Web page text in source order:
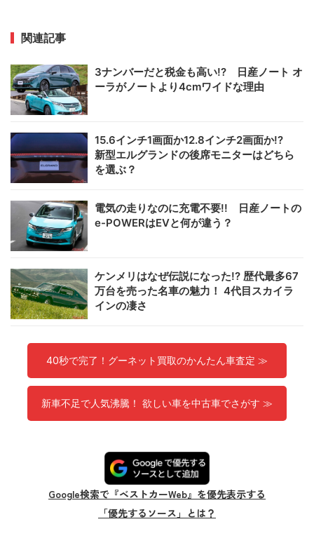
関連記事
3ナンバーだと税金も高い!? 日産ノート オ
ーラがノートより4cmワイドな理由
15.6インチ1画面か12.8インチ2画面か!?
新型エルグランドの後席モニターはどちら
を選ぶ？
電気の走りなのに充電不要!! 日産ノートの
e-POWERはEVと何が違う？
ケンメリはなぜ伝説になった!? 歴代最多67
万台を売った名車の魅力！ 4代目スカイラ
インの凄さ
40秒で完了！グーネット買取のかんたん車査定 ≫
新車不足で人気沸騰！ 欲しい車を中古車でさがす ≫
Google検索で『ベストカーWeb』を優先表示する
「優先するソース」とは？